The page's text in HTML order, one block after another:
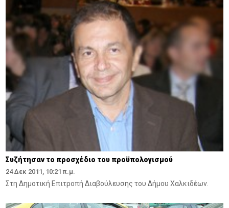
Συζήτησαν το προσχέδιο του προϋπολογισμού
24 Δεκ 2011, 10:21 π.μ.
Στη Δημοτική Επιτροπή Διαβούλευσης του Δήμου Χαλκιδέων.